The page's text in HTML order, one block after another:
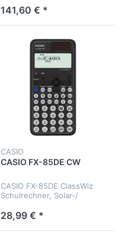
141,60 € *
CASIO
CASIO FX-85DE CW
CASIO FX-85DE ClassWiz
Schulrechner, Solar-/
28,99 € *